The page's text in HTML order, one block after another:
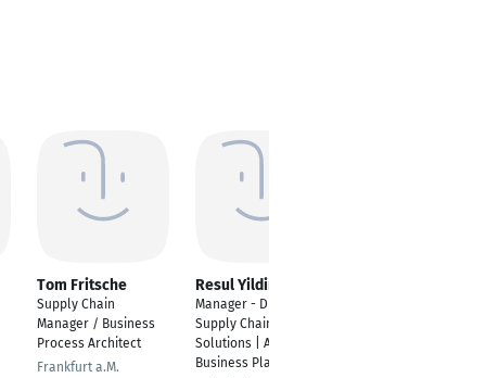
Tom Fritsche
Supply Chain
Manager / Business
Process Architect
Frankfurt a.M.
Resul Yildirim
Manager - Digital
Supply Chain
Solutions | Advanced
Business Planning